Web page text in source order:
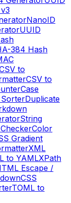
NanoID
UUID
384 Hash
to
CSV to
Case
SorterDuplicate
String
Color
Gradient
XML
to YAMLXPath
Escape /
CSS
TOML to